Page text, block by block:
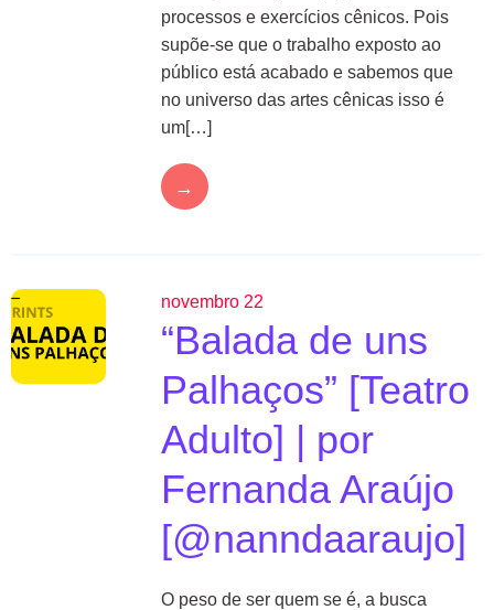
processos e exercícios cênicos. Pois
supõe-se que o trabalho exposto ao
público está acabado e sabemos que
no universo das artes cênicas isso é
um[…]
→
novembro 22
“Balada de uns
Palhaços” [Teatro
Adulto] | por
Fernanda Araújo
[@nanndaaraujo]
O peso de ser quem se é, a busca